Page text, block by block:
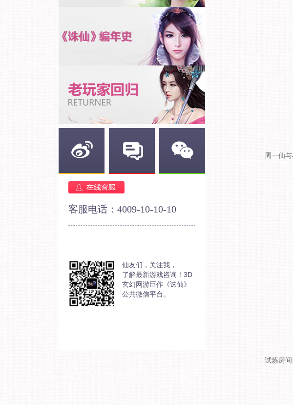
客服电话：4009-10-10-10
仙友们，关注我，
了解最新游戏咨询！3D
玄幻网游巨作《诛仙》
公共微信平台。
周一仙与小
试炼房间四